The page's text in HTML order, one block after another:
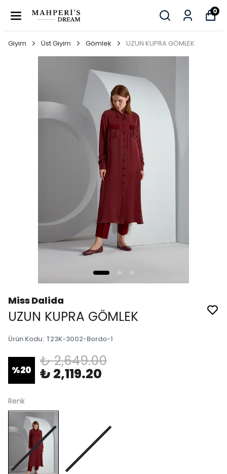
0
Giyim Üst Giyim Gömlek UZUN KUPRA GÖMLEK
Miss Dalida
UZUN KUPRA GÖMLEK
Ürün Kodu: T23K-3002-Bordo-1
%20
₺ 2,649.00
₺ 2,119.20
Renk